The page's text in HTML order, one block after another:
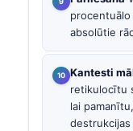
procentuālo
absolūtie
Kantesti
retikulocītu
lai
destrukcijas